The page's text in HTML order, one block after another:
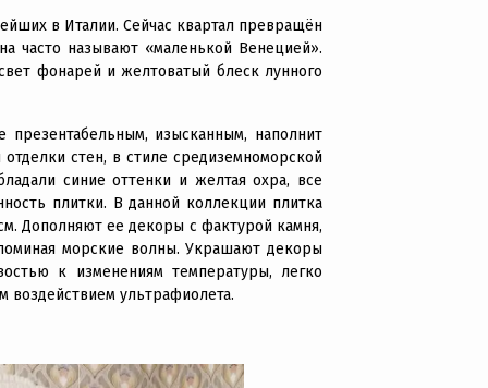
в Италии. Сейчас квартал превращён
часто называют «маленькой Венецией».
фонарей и желтоватый блеск лунного
изысканным, наполнит
стен, в стиле средиземноморской
синие оттенки и желтая охра, все
плитки. В данной коллекции плитка
Дополняют ее декоры с фактурой камня,
морские волны. Украшают декоры
к изменениям температуры, легко
воздействием ультрафиолета.